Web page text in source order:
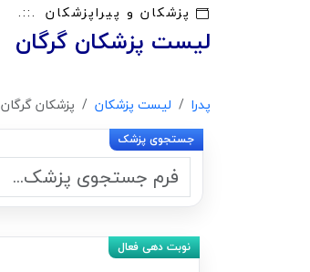
پزشکان و پیراپزشکان
لیست پزشکان گرگان
پدرا لیست پزشکان پزشکان گرگان